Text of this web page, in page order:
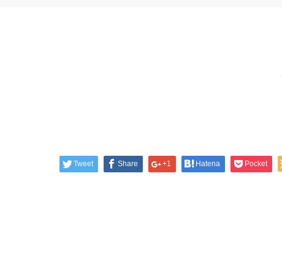
Tweet Share +1 Hatena Pocket